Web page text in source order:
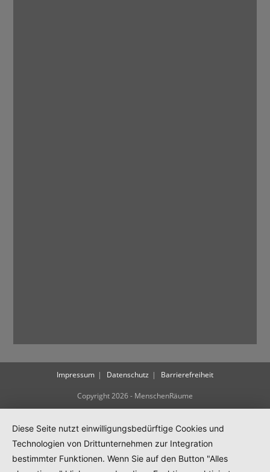
Impressum Datenschutz Barrierefreiheit
Copyright 2026 - MenschenRäume
Diese Seite nutzt einwilligungsbedürftige Cookies und
Technologien von Drittunternehmen zur Integration
bestimmter Funktionen. Wenn Sie auf den Button "Alles